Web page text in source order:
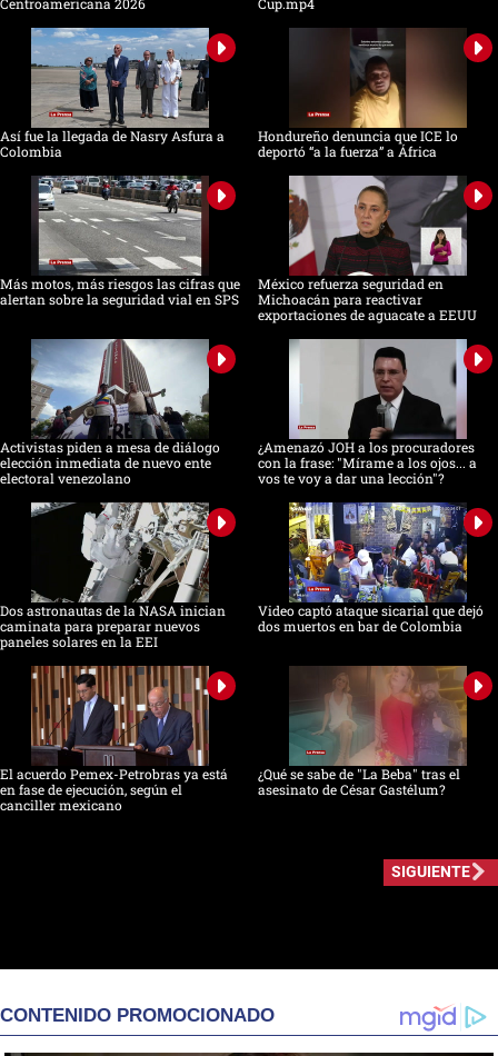
Centroamericana 2026
Cup.mp4
Así fue la llegada de Nasry Asfura a
Colombia
Hondureño denuncia que ICE lo
deportó “a la fuerza” a África
Más motos, más riesgos las cifras que
alertan sobre la seguridad vial en SPS
México refuerza seguridad en
Michoacán para reactivar
exportaciones de aguacate a EEUU
Activistas piden a mesa de diálogo
elección inmediata de nuevo ente
electoral venezolano
¿Amenazó JOH a los procuradores
con la frase: "Mírame a los ojos... a
vos te voy a dar una lección"?
Dos astronautas de la NASA inician
caminata para preparar nuevos
paneles solares en la EEI
Video captó ataque sicarial que dejó
dos muertos en bar de Colombia
El acuerdo Pemex-Petrobras ya está
en fase de ejecución, según el
canciller mexicano
¿Qué se sabe de "La Beba" tras el
asesinato de César Gastélum?
SIGUIENTE
CONTENIDO PROMOCIONADO